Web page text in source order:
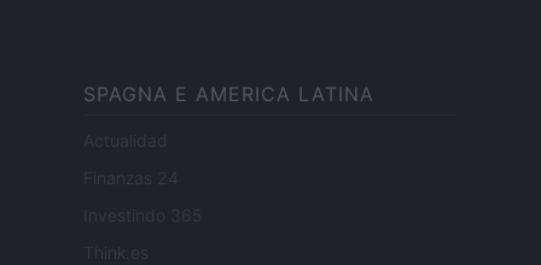
SPAGNA E AMERICA LATINA
Actualidad
Finanzas 24
Investindo 365
Think.es